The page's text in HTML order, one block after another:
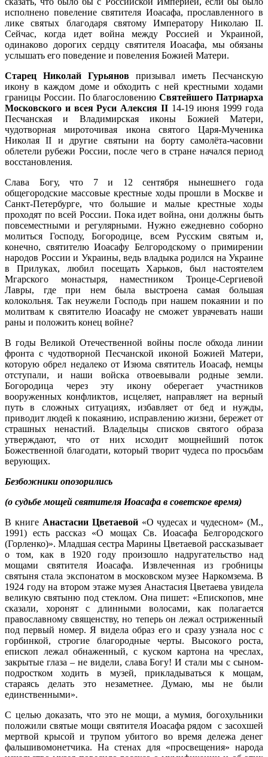
исполнено повеление святителя Иоасафа, прославленного в
лике святых благодаря святому Императору Николаю II.
Сейчас, когда идет война между Россией и Украиной,
одинаково дорогих сердцу святителя Иоасафа, мы обязаны
услышать его поведение и повеления Божией Матери.
Старец Николай Гурьянов призывал иметь Песчанскую
икону в каждом доме и обходить с ней крестными ходами
границы России. По благословениюСвятейшего Патриарха
Московского и всея Руси Алексия II14-19 июня 1999 года
Песчанская и Владимирская иконы Божией Матери,
чудотворная мироточивая икона святого Царя-Мученика
Николая II и другие святыни на борту самолёта-часовни
облетели рубежи России, после чего в стране начался период
восстановления.
Слава Богу, что 7 и 12 сентября нынешнего года
общегородские массовые крестные ходы прошли в Москве и
Санкт-Петербурге, что большие и малые крестные ходы
проходят по всей России. Пока идет война, они должны быть
повсеместными и регулярными. Нужно ежедневно соборно
молиться Господу, Богородице, всем Русским святым и,
конечно, святителю Иоасафу Белгородскому о примирении
народов России и Украины, ведь владыка родился на Украине
в Прилуках, любил посещать Харьков, был настоятелем
Мгарского монастыря, наместником Троице-Сергиевой
Лавры, где при нем была выстроена самая большая
колокольня. Так неужели Господь при нашем покаянии и по
молитвам к святителю Иоасафу не сможет уврачевать наши
раны и положить конец войне?
В годы Великой Отечественной войны после обхода линии
фронта с чудотворной Песчанской иконой Божией Матери,
которую обрел недалеко от Изюма святитель Иоасаф, немцы
отступали, и наши войска отвоевывали родные земли.
Богородица через эту икону оберегает участников
вооруженных конфликтов, исцеляет, направляет на верный
путь в сложных ситуациях, избавляет от бед и нужды,
приводит людей к покаянию, исправлению жизни, бережет от
страшных ненастий. Владельцы списков святого образа
утверждают, что от них исходит мощнейший поток
Божественной благодати, который творит чудеса по просьбам
верующих.
Безбожники опозорились
(о судьбе мощей святителя Иоасафа в советское время)
В книге Анастасии Цветаевой«О чудесах и чудесном» (М.,
1991) есть рассказ «О мощах Св. Иоасафа Белгородского
(Горленко)». Младшая сестра Марины Цветаевой рассказывает
о том, как в 1920 году произошло надругательство над
мощами святителя Иоасафа. Извлеченная из гробницы
святыня стала экспонатом в московском музее Наркомзема. В
1924 году на втором этаже музея Анастасия Цветаева увидела
великую святыню под стеклом. Она пишет: «Епископов, мне
сказали, хоронят с длинными волосами, как полагается
православному священству, но теперь он лежал остриженный
под первый номер. Я видела образ его и сразу узнала нос с
горбинкой, строгие благородные черты. Высокого роста,
епископ лежал обнаженный, с куском картона на чреслах,
закрытые глаза – не видели, слава Богу! И стали мы с сыном-
подростком ходить в музей, прикладываться к мощам,
стараясь делать это незаметнее. Думаю, мы не были
единственными».
С целью доказать, что это не мощи, а мумия, богохульники
положили святые мощи святителя Иоасафа рядом с засохшей
мертвой крысой и трупом убитого во время дележа денег
фальшивомонетчика. На стенах для «просвещения» народа